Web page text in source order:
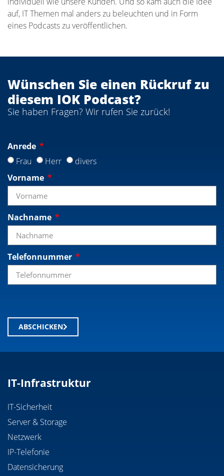
auf, IT Themen mal anders zu beleuchten und in Form
eines Podcasts zu veröffentlichen.
Wünschen Sie einen Rückruf zu
diesem IOK Podcast?
Sie haben Fragen? Wir rufen Sie zurück!
Anrede
Frau
Herr
divers
Vorname
Nachname
Telefonnummer
ABSCHICKEN
IT-Infrastruktur
IT-Sicherheit
Server & Storage
Netzwerk
IP-Telefonie
Datensicherung